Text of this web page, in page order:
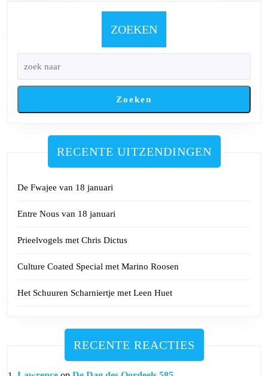
december
ZOEKEN
Zoeken
RECENTE UITZENDINGEN
De Fwajee van 18 januari
Entre Nous van 18 januari
Prieelvogels met Chris Dictus
Culture Coated Special met Marino Roosen
Het Schuuren Scharniertje met Leen Huet
RECENTE REACTIES